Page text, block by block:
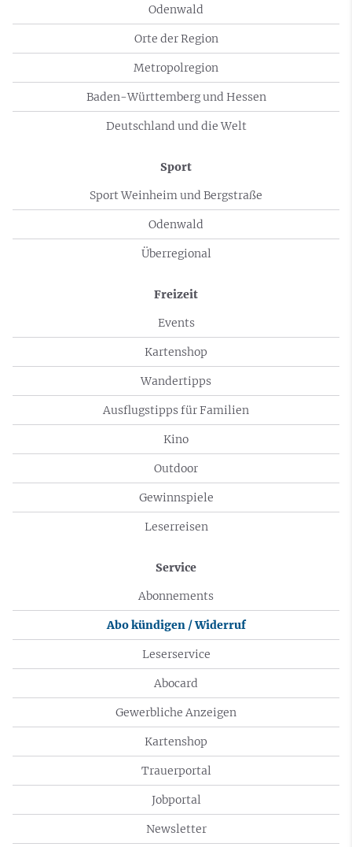
Odenwald
Orte der Region
Metropolregion
Baden-Württemberg und Hessen
Deutschland und die Welt
Sport
Sport Weinheim und Bergstraße
Odenwald
Überregional
Freizeit
Events
Kartenshop
Wandertipps
Ausflugstipps für Familien
Kino
Outdoor
Gewinnspiele
Leserreisen
Service
Abonnements
Abo kündigen / Widerruf
Leserservice
Abocard
Gewerbliche Anzeigen
Kartenshop
Trauerportal
Jobportal
Newsletter